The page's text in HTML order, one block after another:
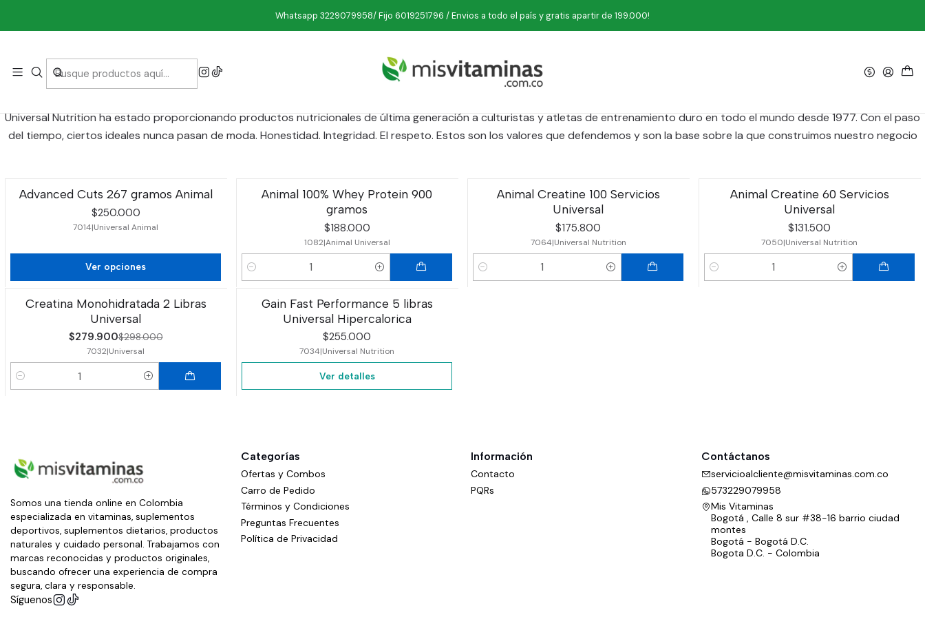
Whatsapp 3229079958/ Fijo 6019251796 / Envios a todo el país y gratis apartir de 199.000!
Inicio Marcas Universal Nutrition
Universal Nutrition
Universal Nutrition ha estado proporcionando productos nutricionales de última generación a culturistas y atletas de entrenamiento duro en todo el mundo desde 1977. Con el paso
del tiempo, ciertos ideales nunca pasan de moda. Honestidad. Integridad. El respeto. Estos son los valores que defendemos y son la base sobre la que construimos nuestro negocio
Filtros
Advanced Cuts 267 gramos Animal
$250.000
7014|Universal Animal
Ver opciones
Animal 100% Whey Protein 900
gramos
$188.000
1082|Animal Universal
Cantidad
Animal Creatine 100 Servicios
Universal
$175.800
7064|Universal Nutrition
Cantidad
Animal Creatine 60 Servicios
Universal
$131.500
7050|Universal Nutrition
Cantidad
-6%OFF
Creatina Monohidratada 2 Libras
Universal
$279.900$298.000
7032|Universal
Cantidad
No disponible
Gain Fast Performance 5 libras
Universal Hipercalorica
$255.000
7034|Universal Nutrition
Ver detalles
Somos una tienda online en Colombia
especializada en vitaminas, suplementos
deportivos, suplementos dietarios, productos
naturales y cuidado personal. Trabajamos con
marcas reconocidas y productos originales,
buscando ofrecer una experiencia de compra
segura, clara y responsable.
Síguenos
Categorías
Ofertas y Combos
Carro de Pedido
Términos y Condiciones
Preguntas Frecuentes
Política de Privacidad
Información
Contacto
PQRs
Contáctanos
servicioalcliente@misvitaminas.com.co
573229079958
Mis Vitaminas
Bogotá , Calle 8 sur #38-16 barrio ciudad
montes
Bogotá - Bogotá D.C.
Bogota D.C. - Colombia